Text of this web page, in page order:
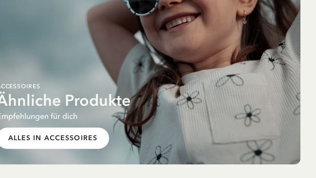
Produkte
für dich
ALLES IN ACCESSOIRES
IN DEN WARENKORB
Pippi Langstrumpf im
Nachthemd Lila – 550 ml
PIPPI LANGSTRUMPF